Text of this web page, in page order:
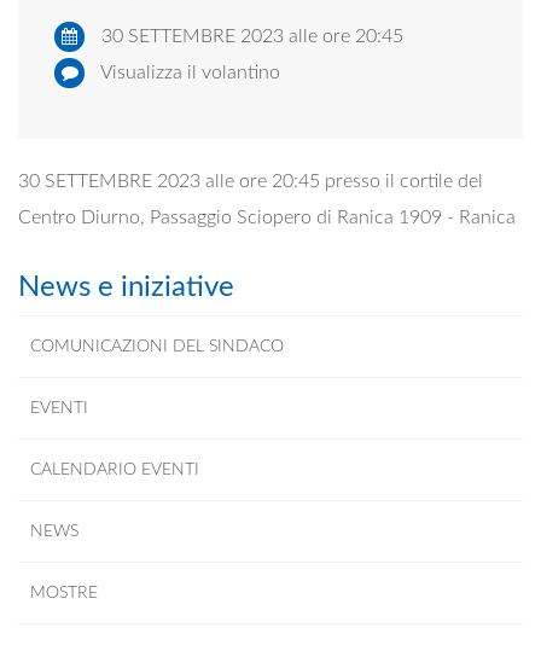
30 SETTEMBRE 2023 alle ore 20:45
Visualizza il volantino
30 SETTEMBRE 2023 alle ore 20:45 presso il cortile del
Centro Diurno, Passaggio Sciopero di Ranica 1909 - Ranica
News e iniziative
COMUNICAZIONI DEL SINDACO
EVENTI
CALENDARIO EVENTI
NEWS
MOSTRE